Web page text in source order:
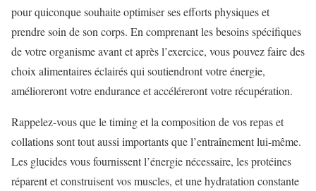
pour quiconque souhaite optimiser ses efforts physiques et
prendre soin de son corps. En comprenant les besoins spécifiques
de votre organisme avant et après l’exercice, vous pouvez faire des
choix alimentaires éclairés qui soutiendront votre énergie,
amélioreront votre endurance et accéléreront votre récupération.
Rappelez-vous que le timing et la composition de vos repas et
collations sont tout aussi importants que l’entraînement lui-même.
Les glucides vous fournissent l’énergie nécessaire, les protéines
réparent et construisent vos muscles, et une hydratation constante